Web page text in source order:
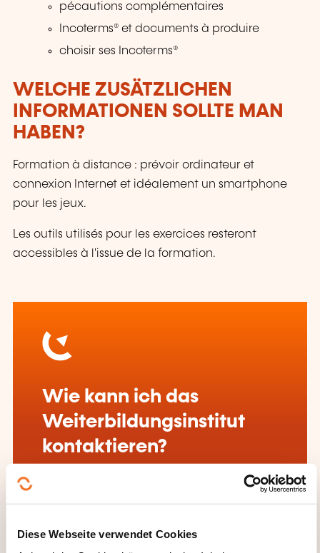
Diese Webseite verwendet Cookies
pécautions complémentaires
Incoterms® et documents à produire
choisir ses Incoterms®
WELCHE ZUSÄTZLICHEN
INFORMATIONEN SOLLTE MAN
HABEN?
Formation à distance : prévoir ordinateur et
connexion Internet et idéalement un smartphone
pour les jeux.
Les outils utilisés pour les exercices resteront
accessibles à l'issue de la formation.
Wie kann ich das
Weiterbildungsinstitut
kontaktieren?